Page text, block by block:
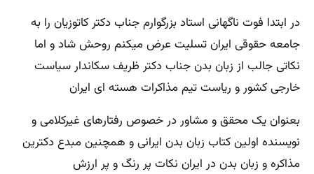
در ابتدا فوت ناگهانی استاد بزرگوارم جناب دکتر کاتوزیان را به
جامعه حقوقی ایران تسلیت عرض میکنم روحش شاد و اما
نکاتی جالب از زبان بدن جناب دکتر ظریف سکاندار سیاست
خارجی کشور و ریاست تیم مذاکرات هسته ای ایران
بعنوان یک محقق و مشاور در خصوص رفتارهای غیرکلامی و
نویسنده اولین کتاب زبان بدن ایرانی و همچنین مبدع دکترین
مذاکره و زبان بدن در ایران نکات پر رنگ و پر ارزش